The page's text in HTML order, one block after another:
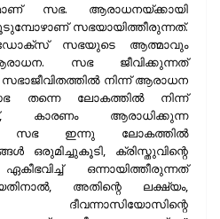
സഭ. ആരാധനയ്ക്കായി
സഭയായിത്തീരുന്നത്.
സഭയുടെ ആത്മാവും
സഭ ജീവിക്കുന്നത്
നിന്ന് ആരാധന
തന്നെ ലോകത്തില്‍ നിന്ന്
കാരണം ആരാധിക്കുന്ന
സഭ ഇന്നു ലോകത്തില്‍
ഒരുമിച്ചുകൂടി, ക്രിസ്തുവിന്റെ
ഒന്നായിത്തീരുന്നത്
അതിന്റെ ലക്ഷ്യം,
ദീവന്നാസിയോസിന്റെ